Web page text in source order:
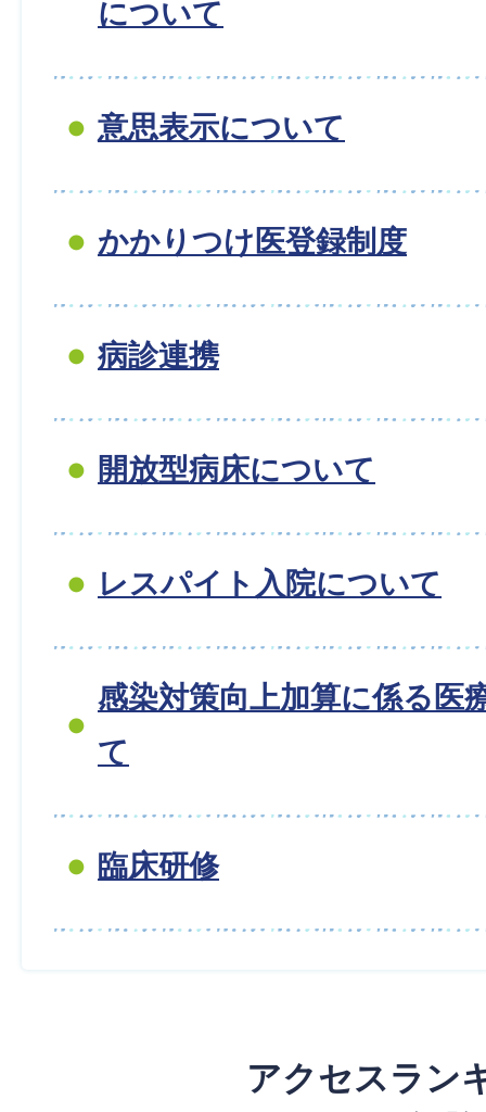
について
意思表示について
かかりつけ医登録制度
病診連携
開放型病床について
レスパイト入院について
感染対策向上加算に係る医
て
臨床研修
アクセスラン